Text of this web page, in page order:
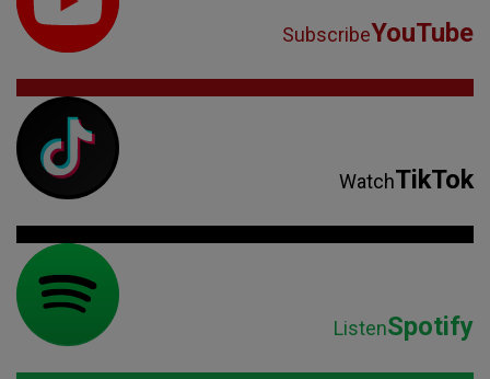
SubscribeYouTube
WatchTikTok
ListenSpotify